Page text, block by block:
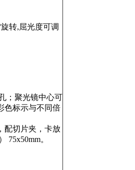
旋转,屈光度可调
；聚光镜中心可
色标示与不同倍
配切片夹，卡放
） 75x50mm。